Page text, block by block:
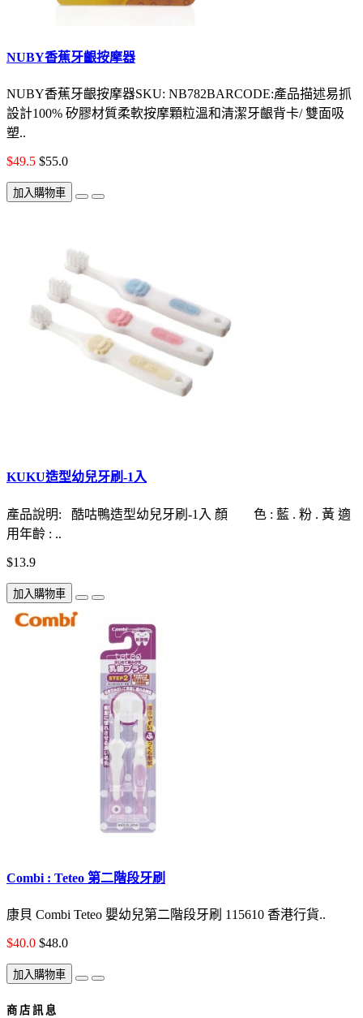
NUBY香蕉牙齦按摩器
NUBY香蕉牙齦按摩器SKU: NB782BARCODE:產品描述易抓
設計100% 矽膠材質柔軟按摩顆粒溫和清潔牙齦背卡/ 雙面吸
塑..
$49.5 $55.0
加入購物車
KUKU造型幼兒牙刷-1入
產品說明: 酷咕鴨造型幼兒牙刷-1入 顏 色 : 藍 . 粉 . 黃 適
用年齡 : ..
$13.9
加入購物車
Combi : Teteo 第二階段牙刷
康貝 Combi Teteo 嬰幼兒第二階段牙刷 115610 香港行貨..
$40.0 $48.0
加入購物車
商 店 訊 息